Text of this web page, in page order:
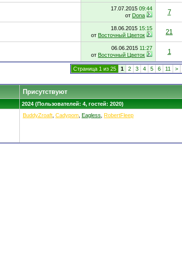
17.07.2015 09:44
от Dona 7
18.06.2015 15:15
от Восточный Цветок 21
06.06.2015 11:27
от Восточный Цветок 1
Страница 1 из 25 1 2 3 4 5 6 11 >
Присутствуют
2024 (Пользователей: 4, гостей: 2020)
BuddyZroaft Cadypom Eagless RobertFleep